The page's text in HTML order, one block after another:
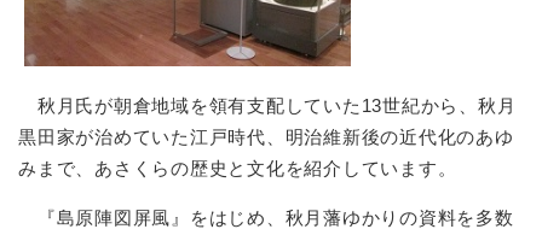
秋月氏が朝倉地域を領有支配していた13世紀から、秋月
黒田家が治めていた江戸時代、明治維新後の近代化のあゆ
みまで、あさくらの歴史と文化を紹介しています。
『島原陣図屏風』をはじめ、秋月藩ゆかりの資料を多数